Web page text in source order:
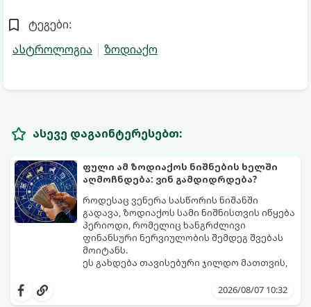
ტეგები:
ასტროლოგია
ზოდიაქო
ასევე დაგაინტერესებთ:
ფული ამ ზოდიაქოს ნიშნების ხელში
აღმოჩნდება: ვინ გამდიდრდება?
როდესაც ვენერა სასწორის ნიშანში
გადავა, ზოდიაქოს სამი ნიშნისთვის იწყება
პერიოდი, რომელიც ხანგრძლივი
ფინანსური ნერვიულობის შემდეგ შვებას
მოიტანს.
ეს გახდება თავისებური ჯილდო მათთვის,
იჩენდა და სირთულეების მიუხედავად წინ
2026/08/07 10:32